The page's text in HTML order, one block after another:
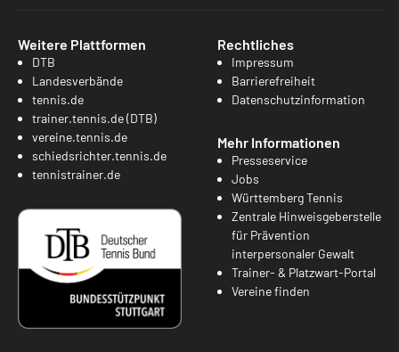
Weitere Plattformen
DTB
Landesverbände
tennis.de
trainer.tennis.de (DTB)
vereine.tennis.de
schiedsrichter.tennis.de
tennistrainer.de
Rechtliches
Impressum
Barrierefreiheit
Datenschutzinformation
Mehr Informationen
Presseservice
Jobs
Württemberg Tennis
Zentrale Hinweisgeberstelle
für Prävention
interpersonaler Gewalt
Trainer- & Platzwart-Portal
Vereine finden